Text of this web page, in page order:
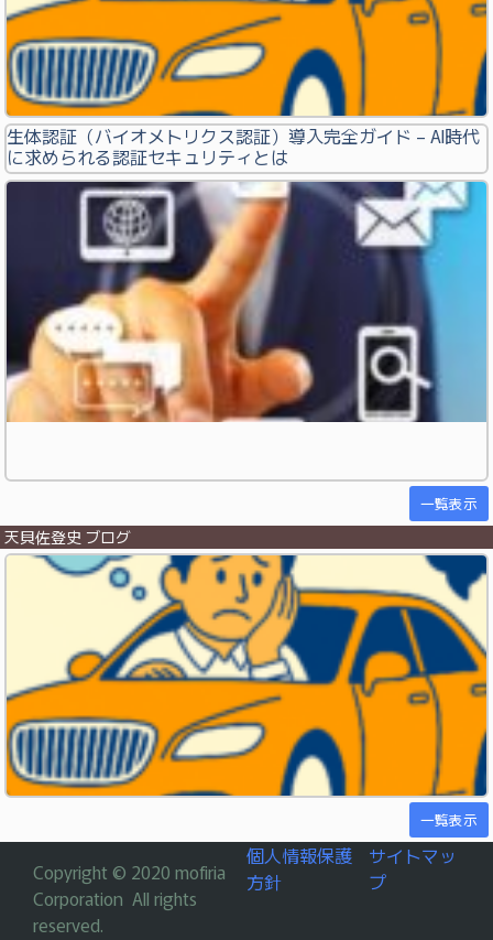
生体認証（バイオメトリクス認証）導入完全ガイド – AI時代
に求められる認証セキュリティとは
一覧表示
天貝佐登史 ブログ
一覧表示
Copyright © 2020 mofiria
Corporation All rights
reserved.
サイトマッ
プ
個人情報保護
方針